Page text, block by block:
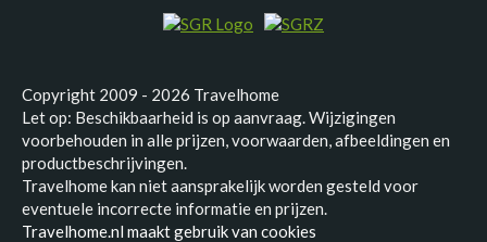
Copyright 2009 - 2026 Travelhome
Let op: Beschikbaarheid is op aanvraag. Wijzigingen
voorbehouden in alle prijzen, voorwaarden, afbeeldingen en
productbeschrijvingen.
Travelhome kan niet aansprakelijk worden gesteld voor
eventuele incorrecte informatie en prijzen.
Travelhome.nl maakt gebruik van cookies